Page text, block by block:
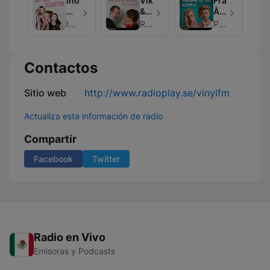
Med
Josefin
Ihop Med Josefin
&
Faraos
RadioPlay
Åt
EnPodplay
Contactos
Sitio web http://www.radioplay.se/vinylfm
Actualiza esta información de radio
Compartir
Facebook Twitter
Radio en Vivo
Emisoras y Podcasts